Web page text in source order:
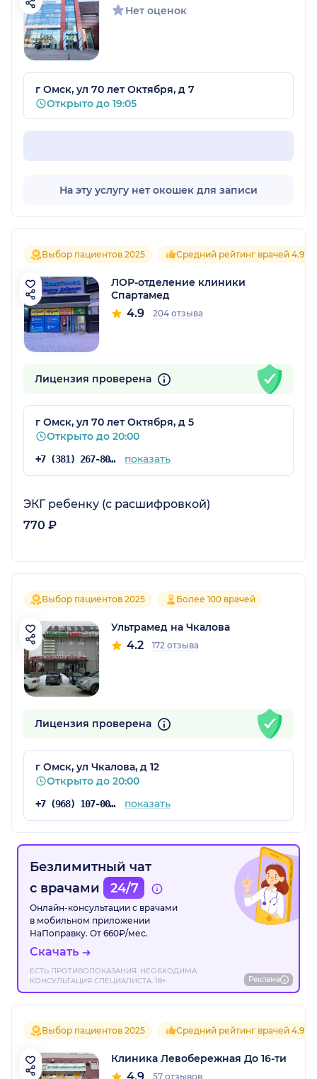
Нет оценок
г Омск, ул 70 лет Октября, д 7
Открыто до 19:05
На эту услугу нет окошек для записи
Выбор пациентов 2025 Средний рейтинг врачей 4.9
ЛОР-отделение клиники
Спартамед
4.9 204 отзыва
Лицензия проверена
г Омск, ул 70 лет Октября, д 5
Открыто до 20:00
+7 (381) 267-80-92 показать
ЭКГ ребенку (с расшифровкой)
770 ₽
Выбор пациентов 2025 Более 100 врачей
Ультрамед на Чкалова
4.2 172 отзыва
Лицензия проверена
г Омск, ул Чкалова, д 12
Открыто до 20:00
+7 (968) 107-00-00 показать
Безлимитный чат
с врачами
24/7
Онлайн-консультации с врачами
в мобильном приложении
НаПоправку. От 660₽/мес.
Скачать
ЕСТЬ ПРОТИВОПОКАЗАНИЯ. НЕОБХОДИМА
КОНСУЛЬТАЦИЯ СПЕЦИАЛИСТА. 18+
Реклама
Выбор пациентов 2025 Средний рейтинг врачей 4.9
Клиника Левобережная До 16-ти
57 отзывов